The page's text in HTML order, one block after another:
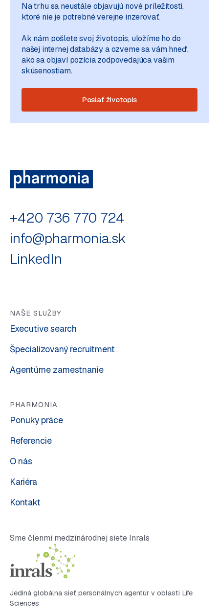
Na trhu sa neustále objavujú nové príležitosti,
ktoré nie je potrebné verejne inzerovať.
Ak nám pošlete svoj životopis, uložíme ho do
našej internej databázy a ozveme sa vám hneď,
ako sa objaví pozícia zodpovedajúca vašim
skúsenostiam.
Poslať životopis
+420 736 770 724
info@pharmonia.sk
LinkedIn
NAŠE SLUŽBY
Executive search
Špecializovaný recruitment
Agentúrne zamestnanie
PHARMONIA
Ponuky práce
Referencie
O nás
Kariéra
Kontakt
Sme členmi medzinárodnej siete Inrals
Jediná globálna sieť personálnych agentúr v oblasti Life
Sciences